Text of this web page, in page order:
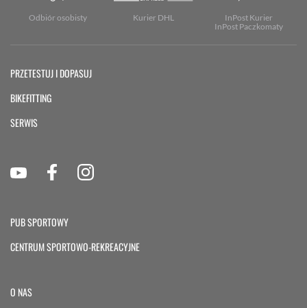
Odbiór osobisty Kurier DHL
InPost Kurier
InPost Paczkomaty
PRZETESTUJ I DOPASUJ
BIKEFITTING
SERWIS
PUB SPORTOWY
CENTRUM SPORTOWO-REKREACYJNE
O NAS